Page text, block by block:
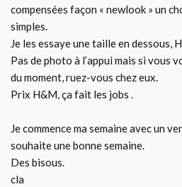
compensées façon « newlook » un
simples.
Je les essaye une taille en dessous,
Pas de photo à l’appui mais si vous
du moment, ruez-vous chez eux.
Prix H&M, ça fait les jobs .
Je commence ma semaine avec un
souhaite une bonne semaine.
Des bisous.
cla